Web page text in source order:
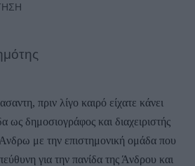
πριν λίγο καιρό είχατε κάνει
ως δημοσιογράφος και διαχειριστής
με την επιστημονική ομάδα που
για την πανίδα της Άνδρου και